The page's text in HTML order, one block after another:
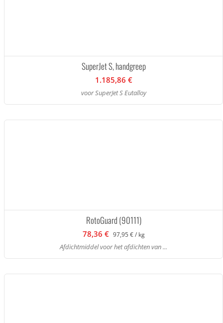
SuperJet S, handgreep
1.185,86 €
voor SuperJet S Eutalloy
RotoGuard (90111)
78,36 € 97,95 € / kg
Afdichtmiddel voor het afdichten van ...